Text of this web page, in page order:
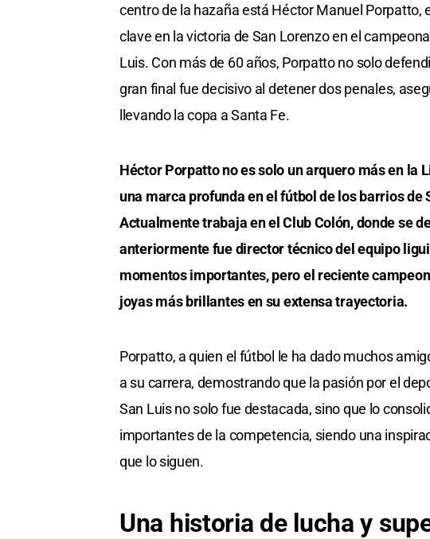
centro de la hazaña está Héctor Manuel
clave en la victoria de San Lorenzo en el
Luis. Con más de 60 años, Porpatto no solo
gran final fue decisivo al detener dos penales,
llevando la copa a Santa Fe.
Héctor Porpatto no es solo un arquero más en la
una marca profunda en el fútbol de los barrios de
Actualmente trabaja en el Club Colón, donde se
anteriormente fue director técnico del equipo
momentos importantes, pero el reciente
joyas más brillantes en su extensa trayectoria.
Porpatto, a quien el fútbol le ha dado muchos
a su carrera, demostrando que la pasión por el
San Luis no solo fue destacada, sino que lo
importantes de la competencia, siendo una
que lo siguen.
Una historia de lucha y